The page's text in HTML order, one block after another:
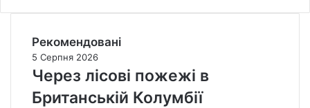
Рекомендовані
5 Серпня 2026
Через лісові пожежі в
Британській Колумбії